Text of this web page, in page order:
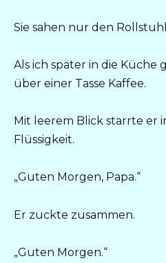
Sie sahen nur den
Als ich später in die Küche
über einer Tasse Kaffee.
Mit leerem Blick starrte er
Flüssigkeit.
„Guten Morgen, Papa.“
Er zuckte zusammen.
„Guten Morgen.“